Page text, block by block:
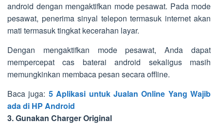
android dengan mengaktifkan mode pesawat. Pada mode
pesawat, penerima sinyal telepon termasuk internet akan
mati termasuk tingkat kecerahan layar.
Dengan mengaktifkan mode pesawat, Anda dapat
mempercepat cas baterai android sekaligus masih
memungkinkan membaca pesan secara offline.
Baca juga: 5 Aplikasi untuk Jualan Online Yang Wajib
ada di HP Android
3. Gunakan Charger Original